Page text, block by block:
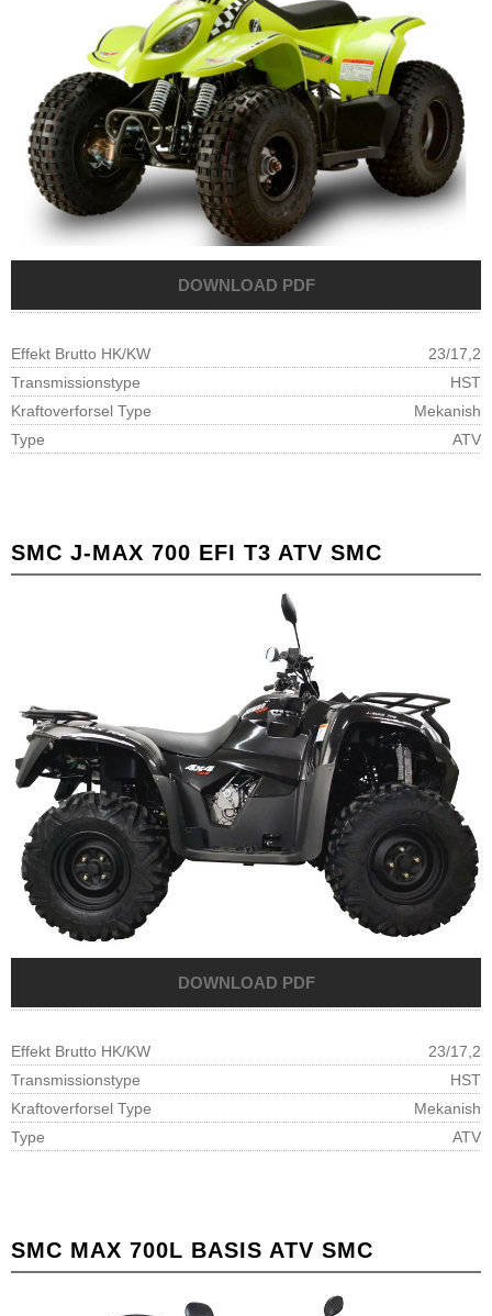
Effekt Brutto HK/KW
23/17,2
Transmissionstype
HST
Kraftoverforsel Type
Mekanish
Type
ATV
SMC J-MAX 700 EFI T3 ATV SMC
Effekt Brutto HK/KW
23/17,2
Transmissionstype
HST
Kraftoverforsel Type
Mekanish
Type
ATV
SMC MAX 700L BASIS ATV SMC